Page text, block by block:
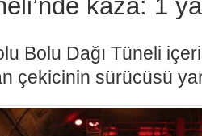
kaza: 1
Bolu Dağı Tüneli
çekicinin sürücüsü